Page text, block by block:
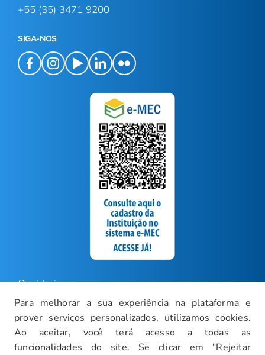
Para melhorar a sua experiência na plataforma e
prover serviços personalizados, utilizamos cookies.
Ao aceitar, você terá acesso a todas as
funcionalidades do site. Se clicar em "Rejeitar
+55 (35) 3471 9200
SIGA-NOS
Ouvidoria
Carreiras
Intranet
Política de Privacidade